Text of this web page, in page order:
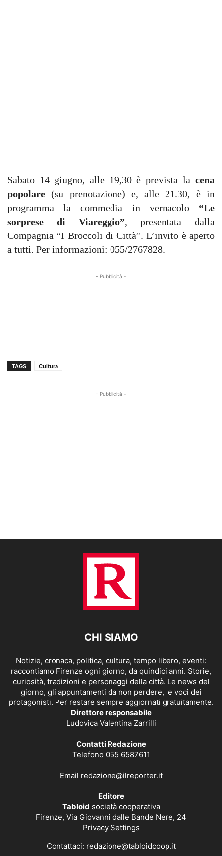
Sabato 14 giugno, alle 19,30 è prevista la cena
popolare (su prenotazione) e, alle 21.30, è in
programma la commedia in vernacolo “Le
sorprese di Viareggio”, presentata dalla
Compagnia “I Broccoli di Città”. L’invito è aperto
a tutti. Per informazioni: 055/2767828.
- Pubblicità -
TAGS Cultura
- Pubblicità -
CHI SIAMO
Notizie, cronaca, politica, cultura, tempo libero, eventi:
raccontiamo Firenze ogni giorno, da quindici anni. Storie,
curiosità, tradizioni e personaggi della città. Le news del
giorno, gli appuntamenti da non perdere, le voci dei
protagonisti. Per restare sempre aggiornati gratuitamente.
Direttore responsabile
Ludovica Valentina Zarrilli
Contatti Redazione
Telefono 055 6587611
Email redazione@ilreporter.it
Editore
Tabloid società cooperativa
Firenze, Via Giovanni dalle Bande Nere, 24
Privacy Settings
Contattaci: redazione@tabloidcoop.it